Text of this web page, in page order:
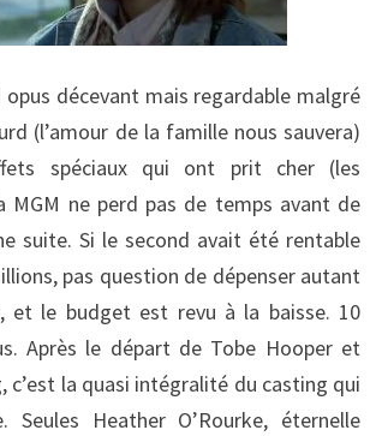
opus décevant mais regardable malgré
(l’amour de la famille nous sauvera)
spéciaux qui ont prit cher (les
MGM ne perd pas de temps avant de
suite. Si le second avait été rentable
pas question de dépenser autant
et le budget est revu à la baisse. 10
Après le départ de Tobe Hooper et
c’est la quasi intégralité du casting qui
Seules Heather O’Rourke, éternelle